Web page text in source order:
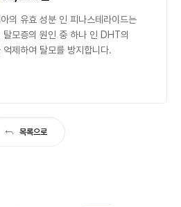
의 유효 성분 인 피나스테라이드는
탈모증의 원인 중 하나 인 DHT의
억제하여 탈모를 방지합니다.
목록으로